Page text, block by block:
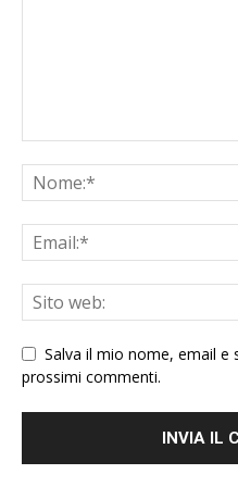
Salva il mio nome, email
prossimi commenti.